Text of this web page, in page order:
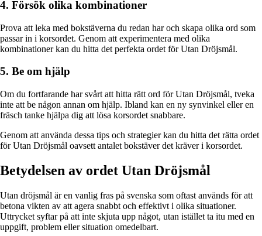
4. Försök olika kombinationer
Prova att leka med bokstäverna du redan har och skapa olika ord som
passar in i korsordet. Genom att experimentera med olika
kombinationer kan du hitta det perfekta ordet för Utan Dröjsmål.
5. Be om hjälp
Om du fortfarande har svårt att hitta rätt ord för Utan Dröjsmål, tveka
inte att be någon annan om hjälp. Ibland kan en ny synvinkel eller en
fräsch tanke hjälpa dig att lösa korsordet snabbare.
Genom att använda dessa tips och strategier kan du hitta det rätta ordet
för Utan Dröjsmål oavsett antalet bokstäver det kräver i korsordet.
Betydelsen av ordet Utan Dröjsmål
Utan dröjsmål är en vanlig fras på svenska som oftast används för att
betona vikten av att agera snabbt och effektivt i olika situationer.
Uttrycket syftar på att inte skjuta upp något, utan istället ta itu med en
uppgift, problem eller situation omedelbart.